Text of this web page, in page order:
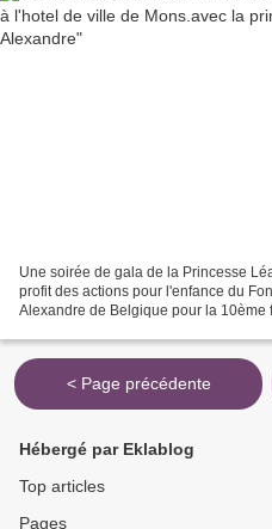
Une soirée de gala de la Princesse
profit des actions pour l'enfance du
Alexandre de Belgique pour la 10ème
< Page précédente
Hébergé par Eklablog
Top articles
Pages